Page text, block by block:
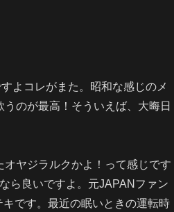
よコレがまた。昭和な感じのメ
のが最高！そういえば、大晦日
ヤジラルクかよ！って感じです
ら良いですよ。元JAPANファン
です。最近の眠いときの運転時